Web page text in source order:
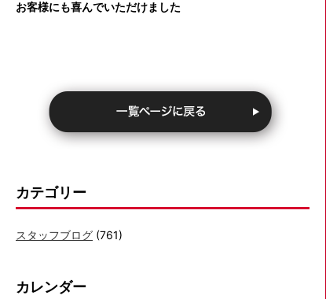
お客様にも喜んでいただけました
カテゴリー
スタッフブログ (761)
カレンダー